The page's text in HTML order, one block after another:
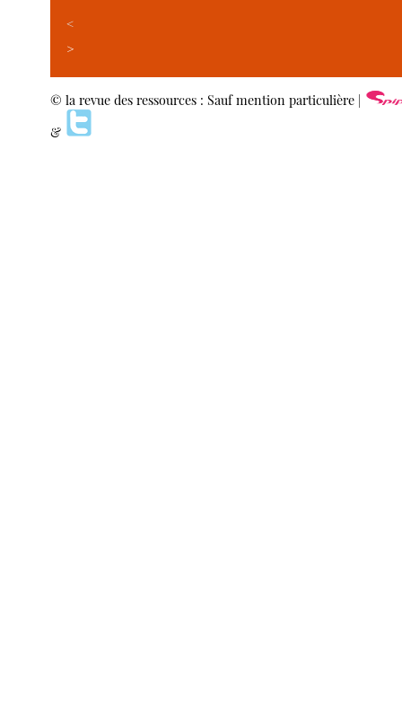
<
>
© la revue des ressources : Sauf mention particulière |
&